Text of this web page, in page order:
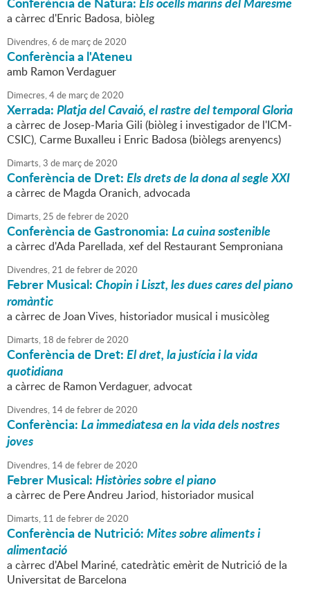
a càrrec d'Enric Badosa, biòleg
Divendres,6 de marçde2020
Conferència a l'Ateneu
amb Ramon Verdaguer
Dimecres,4de marçde2020
Xerrada:Platja del Cavaió, el rastre del temporal Gloria
a càrrec de Josep-Maria Gili (biòleg i investigador de l'ICM-
CSIC), Carme Buxalleu i Enric Badosa (biòlegs arenyencs)
Dimarts,3 de marçde2020
Conferència de Dret:Els drets de la dona al segle XXI
a càrrec de Magda Oranich, advocada
Dimarts,25 defebrerde2020
Conferència de Gastronomia:La cuina sostenible
a càrrec d'Ada Parellada, xef del Restaurant Semproniana
Divendres,21 defebrerde2020
Febrer Musical:Chopin i Liszt, les dues cares del piano
romàntic
a càrrec de Joan Vives, historiador musical i musicòleg
Dimarts, 18 defebrerde2020
Conferència de Dret:El dret, la justícia i la vida
quotidiana
a càrrec de Ramon Verdaguer, advocat
Divendres, 14defebrerde2020
Conferència:La immediatesa en la vida dels nostres
joves
Divendres, 14defebrerde2020
Febrer Musical:Històries sobre el piano
a càrrec de Pere Andreu Jariod, historiador musical
Dimarts, 11 defebrerde2020
Conferència de Nutrició:Mites sobre aliments i
alimentació
a càrrec d'Abel Mariné, catedràtic emèrit de Nutrició de la
Universitat de Barcelona